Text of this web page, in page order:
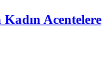
Acentelere